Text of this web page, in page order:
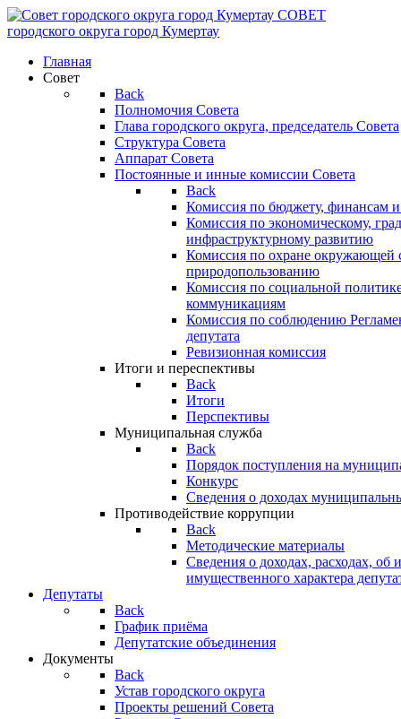
СОВЕТ
городского округа город Кумертау
Главная
Совет
Back
Полномочия Совета
Глава городского округа, председатель Совета
Структура Совета
Аппарат Совета
Постоянные и инные комиссии Совета
Back
Комиссия по бюджету, финансам и
Комиссия по экономическому,
инфраструктурному развитию
Комиссия по охране окружающей
природопользованию
Комиссия по социальной
коммуникациям
Комиссия по соблюдению
депутата
Ревизионная комиссия
Итоги и переспективы
Back
Итоги
Перспективы
Муниципальная служба
Back
Порядок поступления на
Конкурс
Сведения о доходах
Противодействие коррупции
Back
Методические материалы
Сведения о доходах, расходах, об
имущественного характера
Депутаты
Back
График приёма
Депутатские объединения
Документы
Back
Устав городского округа
Проекты решений Совета